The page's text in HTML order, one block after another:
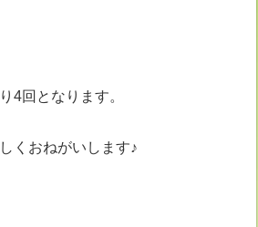
4回となります。
くおねがいします♪